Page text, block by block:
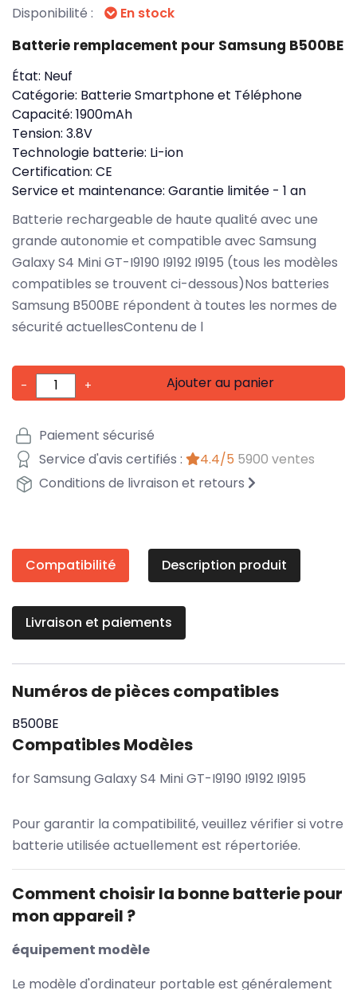
Disponibilité : En stock
Batterie remplacement pour Samsung B500BE
État: Neuf
Catégorie: Batterie Smartphone et Téléphone
Capacité: 1900mAh
Tension: 3.8V
Technologie batterie: Li-ion
Certification: CE
Service et maintenance: Garantie limitée - 1 an
Batterie rechargeable de haute qualité avec une
grande autonomie et compatible avec Samsung
Galaxy S4 Mini GT-I9190 I9192 I9195 (tous les modèles
compatibles se trouvent ci-dessous)Nos batteries
Samsung B500BE répondent à toutes les normes de
sécurité actuellesContenu de l
- + Ajouter au panier
Paiement sécurisé
Service d'avis certifiés :
4.4/5 5900 ventes
Conditions de livraison et retours
Compatibilité Description produit
Livraison et paiements
Numéros de pièces compatibles
B500BE
Compatibles Modèles
for Samsung Galaxy S4 Mini GT-I9190 I9192 I9195
Pour garantir la compatibilité, veuillez vérifier si votre
batterie utilisée actuellement est répertoriée.
Comment choisir la bonne batterie pour
mon appareil ?
équipement modèle
Le modèle d'ordinateur portable est généralement